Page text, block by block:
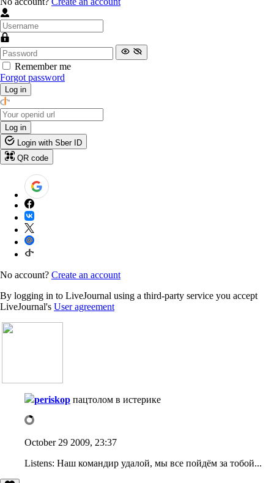
Remember me
Forgot password
Log in
Log in
Login with Sber ID
QR code
No account? Create an account
By logging in to LiveJournal using a third-party service you accept
LiveJournal's User agreement
periskop пацтолом в истерике
October 29 2009, 23:37
Listens: Наш командир удалой, мы все пойдём за тобой...